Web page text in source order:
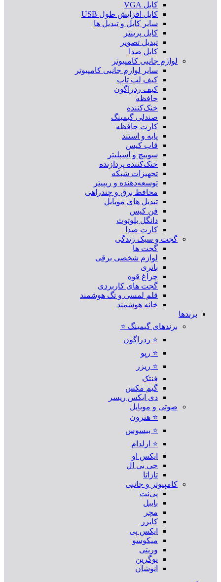
کابل VGA
کابل افزایش طول USB
سایر کابل و تبدیل ها
کابل پرینتر
تبدیل تصویر
کابل صدا
لوازم جانبی کامپیوتر
سایر لوازم جانبی کامپیوتر
کیف لپ تاپ
کیف ردراگون
حافظه
خنک‌کننده
صندلی گیمینگ
کارت حافظه
پایه و استند
قاب کیس
سوییچ و اسپلیتر
خنک‌کننده پردازنده
تجهیزات شبکه
توسعه‌دهنده و ریپیتر
محافظ برق و چندراهی
تبدیل های موبایل
فن کیس
دانگل بلوتوث
کارت صدا
گجت و سبک زندگی
گجت ها
لوازم شخصی برقی
باتری
چراغ قوه
گجت های کاربردی
قلم لمسی و تگ هوشمند
خانه هوشمند
برندها
برندهای گیمینگ ⭐
⭐ ردراگون
⭐ رپو
⭐ ریزر
فنتک
گیم مکس
دی ایکس ریسر
صوتی و موبایل
⭐ هترون
⭐ بیسوس
⭐ ارلدام
ایکس او
جی بی ال
تازاتا
کامپیوتر و جانبی
پی‌نت
بایبل
مچر
کایزر
ایکس پی
میکوسو
وریتی
یوگرین
انوشان